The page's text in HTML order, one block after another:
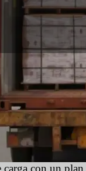
| Número
con un